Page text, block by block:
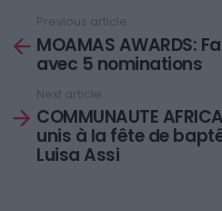
more
Previous article
MOAMAS AWARDS:
avec 5 nominations
Next article
COMMUNAUTE
unis à la fête de
Luisa Assi